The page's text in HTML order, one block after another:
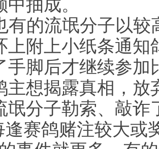
中抽成。
的流氓分子以较
上附上小纸条通知
手脚后才继续参加
主想揭露真相，放
氓分子勒索、敲诈
逢赛鸽赌注较大或